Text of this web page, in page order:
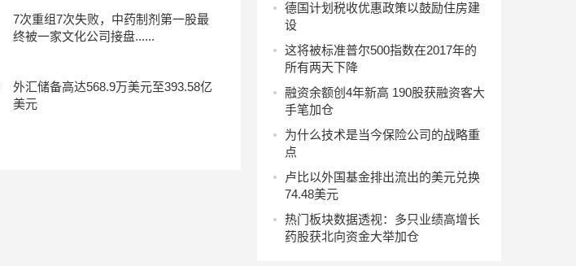
7次重组7次失败，中药制剂第一股最
终被一家文化公司接盘......
外汇储备高达568.9万美元至393.58亿
美元
德国计划税收优惠政策以鼓励住房建
设
这将被标准普尔500指数在2017年的
所有两天下降
融资余额创4年新高 190股获融资客大
手笔加仓
为什么技术是当今保险公司的战略重
点
卢比以外国基金排出流出的美元兑换
74.48美元
热门板块数据透视：多只业绩高增长
药股获北向资金大举加仓